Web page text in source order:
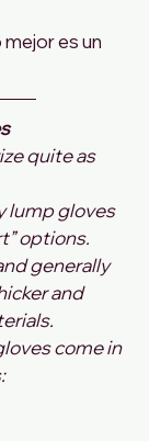
mejor es un
quite as
lump gloves
options.
generally
and
come in